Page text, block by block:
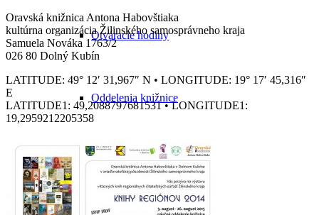
Otváracie hodiny
Oddelenia knižnice
Fotogaléria
Oravská knižnica Antona Habovštiaka
kultúrna organizácia Žilinského samosprávneho kraja
Samuela Nováka 1763/2
026 80 Dolný Kubín
LATITUDE: 49° 12′ 31,967″ N • LONGITUDE: 19° 17′ 45,316″
E
LATITUDE1: 49,2088797681531 • LONGITUDE1:
19,2959212205358